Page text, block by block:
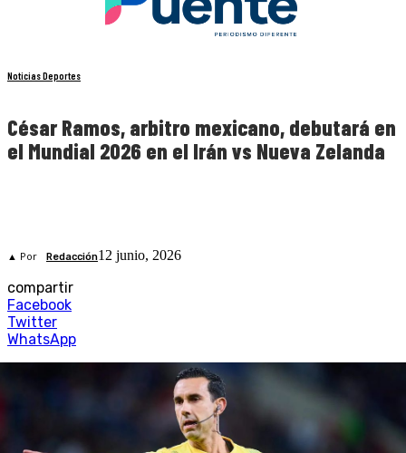
Noticias Deportes
César Ramos, arbitro mexicano, debutará en
el Mundial 2026 en el Irán vs Nueva Zelanda
▲ Por Redacción12 junio, 2026
compartir
Facebook
Twitter
WhatsApp